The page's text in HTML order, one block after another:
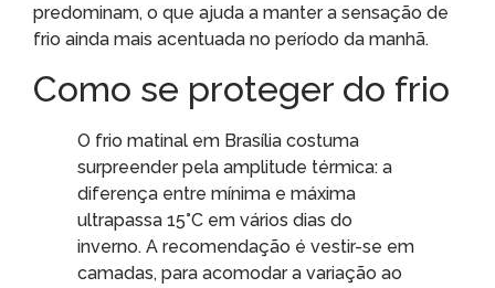
predominam, o que ajuda a manter a sensação de
frio ainda mais acentuada no período da manhã.
Como se proteger do frio
O frio matinal em Brasília costuma
surpreender pela amplitude térmica: a
diferença entre mínima e máxima
ultrapassa 15°C em vários dias do
inverno. A recomendação é vestir-se em
camadas, para acomodar a variação ao